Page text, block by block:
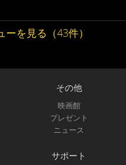
を見る（43件）
その他
映画館
プレゼント
ニュース
サポート